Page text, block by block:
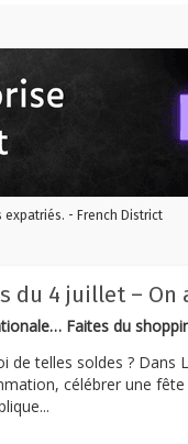
expatriés. - French District
du 4 juillet – On
Faites du
de telles soldes ? Dans
célébrer une